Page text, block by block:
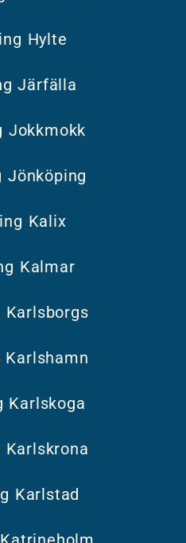
Hylte
Järfälla
Jokkmokk
Jönköping
Kalix
Kalmar
Karlsborgs
Karlshamn
Karlskoga
Karlskrona
Karlstad